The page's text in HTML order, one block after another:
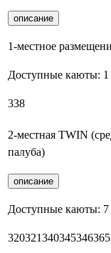
описание
1-местное
Доступные каюты: 1
338
2-местная TWIN
палуба)
описание
Доступные каюты: 7
320321340345346365